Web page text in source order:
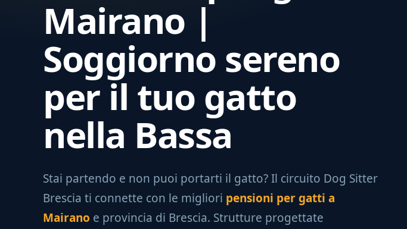
Mairano |
Soggiorno sereno
per il tuo gatto
nella Bassa
Stai partendo e non puoi portarti il gatto? Il circuito Dog Sitter
Brescia ti connette con le migliori pensioni per gatti a
Mairano e provincia di Brescia. Strutture progettate